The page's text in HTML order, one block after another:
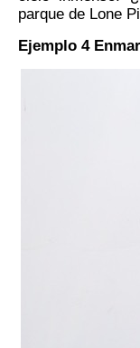
parque de Lone
Ejemplo 4 E